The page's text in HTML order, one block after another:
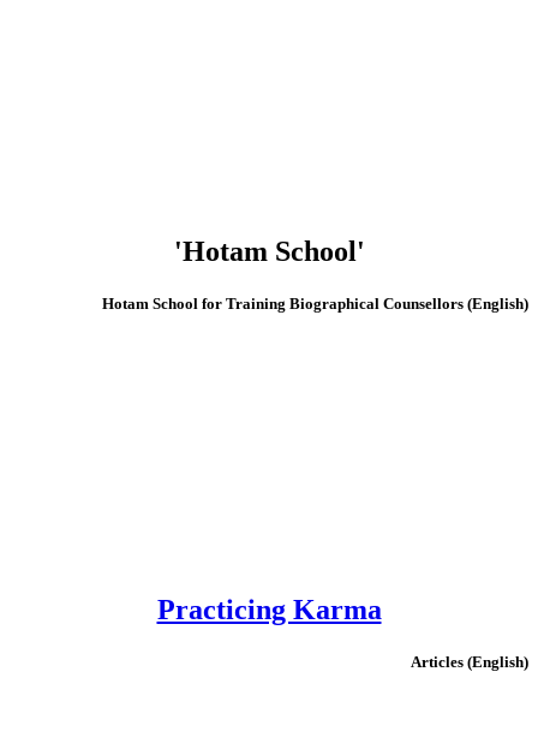
'Hotam School'
(English) Hotam School for Training Biographical Counsellors
Practicing Karma
(English) Articles